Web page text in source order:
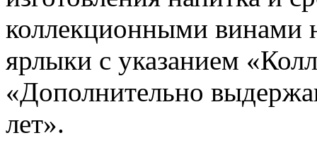
коллекционными винами
ярлыки с указанием
«Дополнительно
лет».